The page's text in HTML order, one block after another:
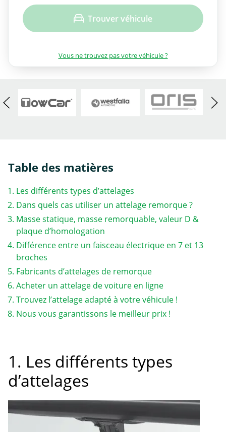
Trouver véhicule
Vous ne trouvez pas votre véhicule ?
Table des matières
Les différents types d’attelages
Dans quels cas utiliser un attelage remorque ?
Masse statique, masse remorquable, valeur D &
plaque d’homologation
Différence entre un faisceau électrique en 7 et 13
broches
Fabricants d’attelages de remorque
Acheter un attelage de voiture en ligne
Trouvez l’attelage adapté à votre véhicule !
Nous vous garantissons le meilleur prix !
1. Les différents types
d’attelages